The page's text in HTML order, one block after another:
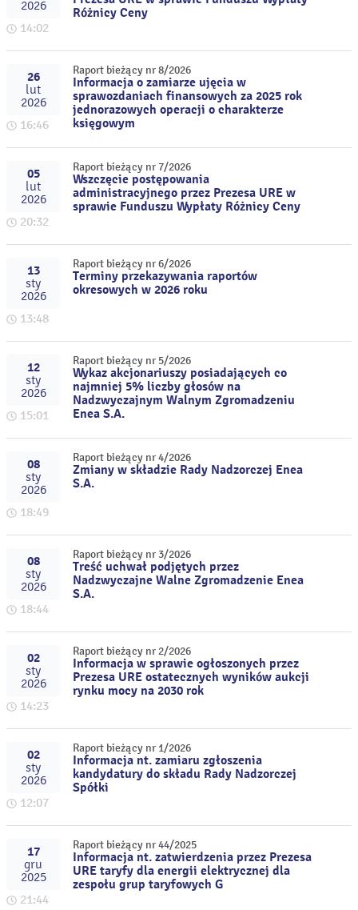
2026
14:02
Różnicy Ceny
26
lut
2026
16:46
Raport bieżący nr 8/2026
Informacja o zamiarze ujęcia w
sprawozdaniach finansowych za 2025 rok
jednorazowych operacji o charakterze
księgowym
05
lut
2026
20:32
Raport bieżący nr 7/2026
Wszczęcie postępowania
administracyjnego przez Prezesa URE w
sprawie Funduszu Wypłaty Różnicy Ceny
13
sty
2026
13:48
Raport bieżący nr 6/2026
Terminy przekazywania raportów
okresowych w 2026 roku
12
sty
2026
15:01
Raport bieżący nr 5/2026
Wykaz akcjonariuszy posiadających co
najmniej 5% liczby głosów na
Nadzwyczajnym Walnym Zgromadzeniu
Enea S.A.
08
sty
2026
18:49
Raport bieżący nr 4/2026
Zmiany w składzie Rady Nadzorczej Enea
S.A.
08
sty
2026
18:44
Raport bieżący nr 3/2026
Treść uchwał podjętych przez
Nadzwyczajne Walne Zgromadzenie Enea
S.A.
02
sty
2026
14:23
Raport bieżący nr 2/2026
Informacja w sprawie ogłoszonych przez
Prezesa URE ostatecznych wyników aukcji
rynku mocy na 2030 rok
02
sty
2026
12:07
Raport bieżący nr 1/2026
Informacja nt. zamiaru zgłoszenia
kandydatury do składu Rady Nadzorczej
Spółki
17
gru
2025
21:44
Raport bieżący nr 44/2025
Informacja nt. zatwierdzenia przez Prezesa
URE taryfy dla energii elektrycznej dla
zespołu grup taryfowych G